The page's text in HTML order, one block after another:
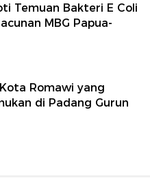
Temuan Bakteri E Coli
MBG Papua-
Romawi yang
di Padang Gurun